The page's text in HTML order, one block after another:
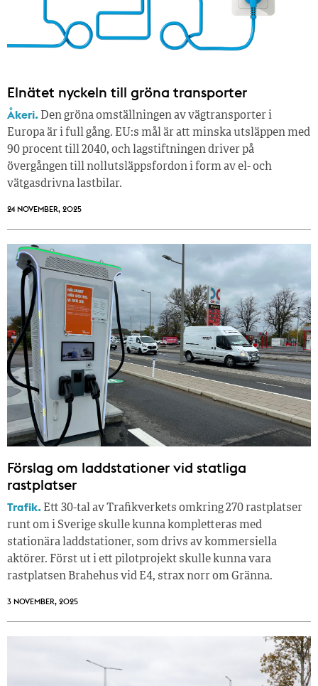
Elnätet nyckeln till gröna transporter
Åkeri. Den gröna omställningen av vägtransporter i
Europa är i full gång. EU:s mål är att minska utsläppen med
90 procent till 2040, och lagstiftningen driver på
övergången till nollutsläppsfordon i form av el- och
vätgasdrivna lastbilar.
24 NOVEMBER, 2025
Förslag om laddstationer vid statliga
rastplatser
Trafik. Ett 30-tal av Trafikverkets omkring 270 rastplatser
runt om i Sverige skulle kunna kompletteras med
stationära laddstationer, som drivs av kommersiella
aktörer. Först ut i ett pilotprojekt skulle kunna vara
rastplatsen Brahehus vid E4, strax norr om Gränna.
3 NOVEMBER, 2025